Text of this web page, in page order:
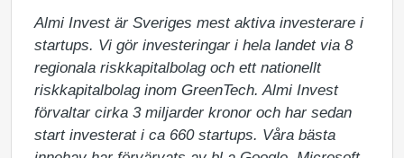
Almi Invest är Sveriges mest aktiva investerare i
startups. Vi gör investeringar i hela landet via 8
regionala riskkapitalbolag och ett nationellt
riskkapitalbolag inom GreenTech. Almi Invest
förvaltar cirka 3 miljarder kronor och har sedan
start investerat i ca 660 startups. Våra bästa